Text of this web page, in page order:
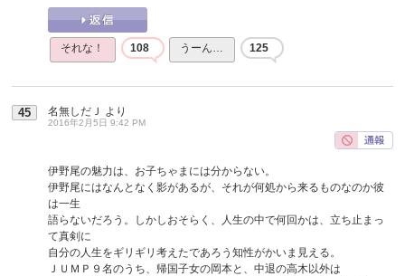
それな！ 108 うーん… 125
45 名無しだＪ より
2016年2月5日 9:42 PM
伊野尾の魅力は、お子ちゃまには分からない。
伊野尾にはなんとなく影があるが、それが何処から来るものなのか彼
は一生
語らないだろう。しかしおそらく、人生の中で何回かは、立ち止まっ
て真剣に
自分の人生をギリギリ考えたであろう知性がかいま見える。
ＪＵＭＰ９名のうち、帰国子女の岡本と、中退の高木以外は